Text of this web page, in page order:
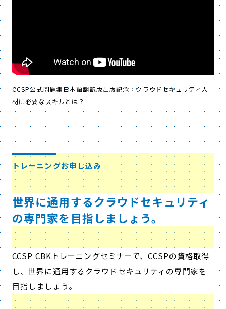
CCSP公式問題集日本語翻訳版出版記念：クラウドセキュリティ人
材に必要なスキルとは？
トレーニングお申し込み
世界に通用するクラウドセキュリティ
の専門家を目指しましょう。
CCSP CBKトレーニングセミナーで、CCSPの資格取得
し、世界に通用するクラウドセキュリティの専門家を
目指しましょう。